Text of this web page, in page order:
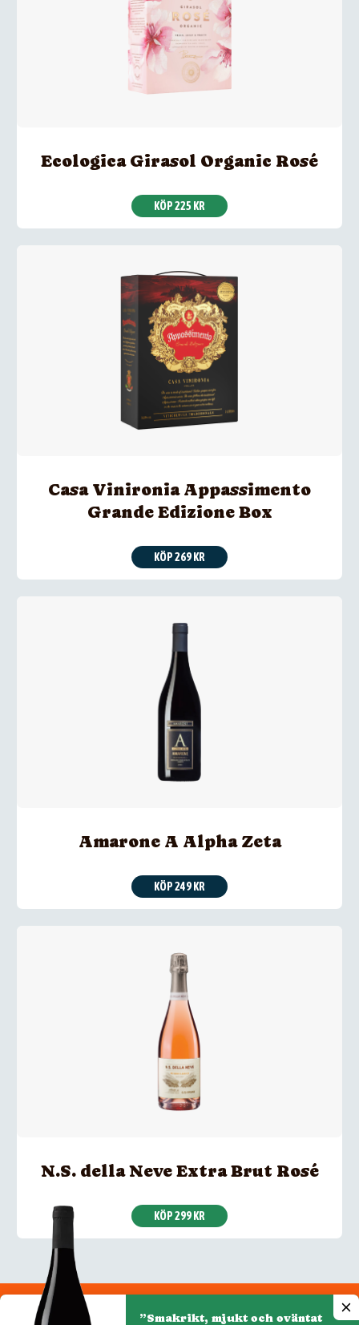
Ecologica Girasol Organic Rosé
KÖP 225 KR
Casa Vinironia Appassimento
Grande Edizione Box
KÖP 269 KR
Amarone A Alpha Zeta
KÖP 249 KR
N.S. della Neve Extra Brut Rosé
KÖP 299 KR
Integritetspolicy
”Smakrikt, mjukt och oväntat